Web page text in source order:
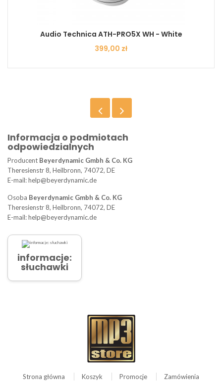
Audio Technica ATH-PRO5X WH - White
Cena
399,00 zł
Informacja o podmiotach
odpowiedzialnych
Producent Beyerdynamic Gmbh & Co. KG
Theresienstr 8, Heilbronn, 74072, DE
E-mail: help@beyerdynamic.de
Osoba Beyerdynamic Gmbh & Co. KG
Theresienstr 8, Heilbronn, 74072, DE
E-mail: help@beyerdynamic.de
informacje:
słuchawki
Strona główna Koszyk Promocje
Zamówienia